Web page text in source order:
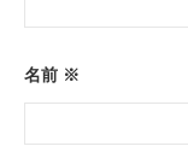
名前 ※